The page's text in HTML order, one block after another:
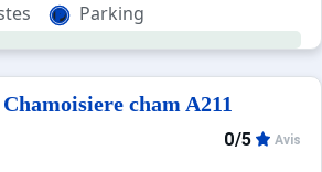
supplément.
non fourni.
Parking
cham A211
0/5 Avis